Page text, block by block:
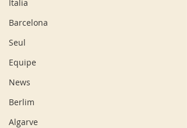
Italia
Barcelona
Seul
Equipe
News
Berlim
Algarve